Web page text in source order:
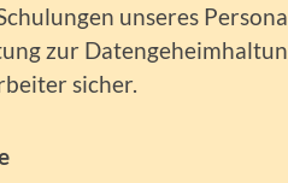
unseres
zur
sicher.